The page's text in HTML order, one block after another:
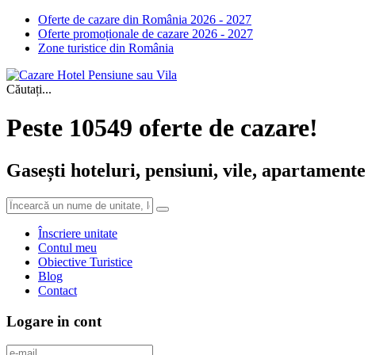
Oferte de cazare din România 2026 - 2027
Oferte promoționale de cazare 2026 - 2027
Zone turistice din România
Căutați...
Peste 10549 oferte de cazare!
Gasești hoteluri, pensiuni, vile,
Înscriere unitate
Contul meu
Obiective Turistice
Blog
Contact
Logare in cont